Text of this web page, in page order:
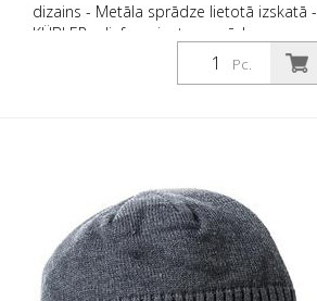
dizains - Metāla sprādze lietotā izskatā -
KÜBLER reljefs uz jostas sprādzes un
siksnas Funkcija - Aizdare ar integrētu
pudeļu atvērēju - Somas siksna ar augstu
Pc.